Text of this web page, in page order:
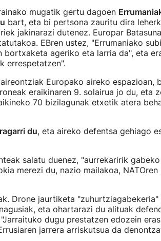
mugatik gertu dagoen
bart, eta bi pertsona zauritu dira
jakinarazi dutenez. Europar
EBren ustez, "Errumaniako
bortxaketa ageriko eta larria da", eta
errespetatzen".
Europako aireko espazioan,
eraikinaren 9. solairua jo du, eta
70 bizilagunak etxetik atera
du, eta aireko defentsa gehiago
salatu duenez, "aurrekaririk
merezi du, nazio mailakoa,
Drone jaurtiketa "zuhurtziagabekeria"
eta ohartarazi du alituak
dugu prestatzen edozein
jarrera arriskutsua da